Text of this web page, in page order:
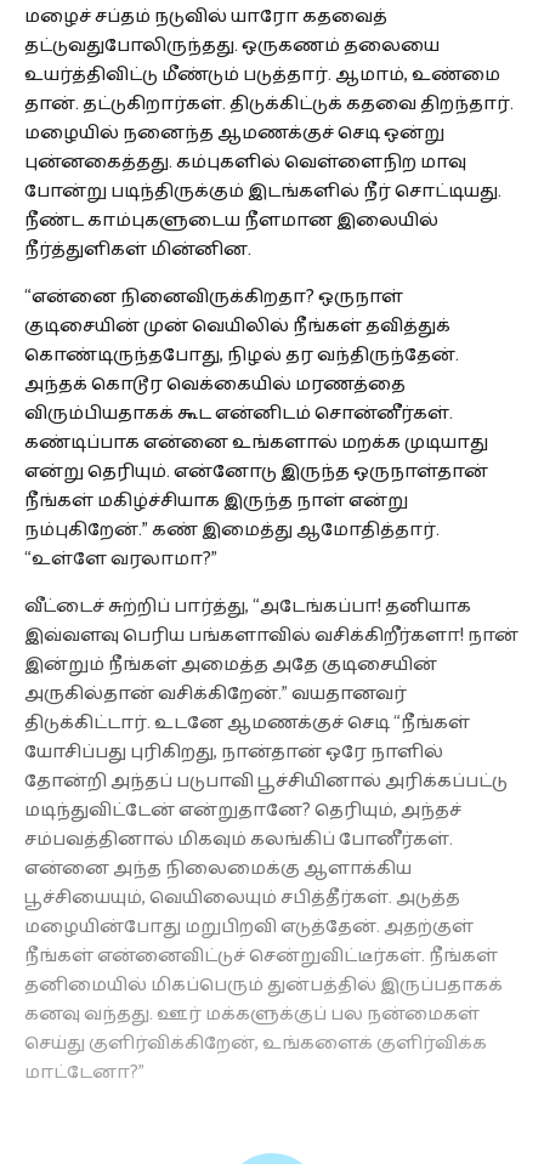
மழைச் சப்தம் நடுவில் யாரோ கதவைத்
தட்டுவதுபோலிருந்தது. ஒருகணம் தலையை
உயர்த்திவிட்டு மீண்டும் படுத்தார். ஆமாம், உண்மை
தான். தட்டுகிறார்கள். திடுக்கிட்டுக் கதவை திறந்தார்.
மழையில் நனைந்த ஆமணக்குச் செடி ஒன்று
புன்னகைத்தது. கம்புகளில் வெள்ளைநிற மாவு
போன்று படிந்திருக்கும் இடங்களில் நீர் சொட்டியது.
நீண்ட காம்புகளுடைய நீளமான இலையில்
நீர்த்துளிகள் மின்னின.
“என்னை நினைவிருக்கிறதா? ஒருநாள்
குடிசையின் முன் வெயிலில் நீங்கள் தவித்துக்
கொண்டிருந்தபோது, நிழல் தர வந்திருந்தேன்.
அந்தக் கொடூர வெக்கையில் மரணத்தை
விரும்பியதாகக் கூட என்னிடம் சொன்னீர்கள்.
கண்டிப்பாக என்னை உங்களால் மறக்க முடியாது
என்று தெரியும். என்னோடு இருந்த ஒருநாள்தான்
நீங்கள் மகிழ்ச்சியாக இருந்த நாள் என்று
நம்புகிறேன்.” கண் இமைத்து ஆமோதித்தார்.
“உள்ளே வரலாமா?”
வீட்டைச் சுற்றிப் பார்த்து, “அடேங்கப்பா! தனியாக
இவ்வளவு பெரிய பங்களாவில் வசிக்கிறீர்களா! நான்
இன்றும் நீங்கள் அமைத்த அதே குடிசையின்
அருகில்தான் வசிக்கிறேன்.” வயதானவர்
திடுக்கிட்டார். உடனே ஆமணக்குச் செடி “நீங்கள்
யோசிப்பது புரிகிறது, நான்தான் ஒரே நாளில்
தோன்றி அந்தப் படுபாவி பூச்சியினால் அரிக்கப்பட்டு
மடிந்துவிட்டேன் என்றுதானே? தெரியும், அந்தச்
சம்பவத்தினால் மிகவும் கலங்கிப் போனீர்கள்.
என்னை அந்த நிலைமைக்கு ஆளாக்கிய
பூச்சியையும், வெயிலையும் சபித்தீர்கள். அடுத்த
மழையின்போது மறுபிறவி எடுத்தேன். அதற்குள்
நீங்கள் என்னைவிட்டுச் சென்றுவிட்டீர்கள். நீங்கள்
தனிமையில் மிகப்பெரும் துன்பத்தில் இருப்பதாகக்
கனவு வந்தது. ஊர் மக்களுக்குப் பல நன்மைகள்
செய்து குளிர்விக்கிறேன், உங்களைக் குளிர்விக்க
மாட்டேனா?”